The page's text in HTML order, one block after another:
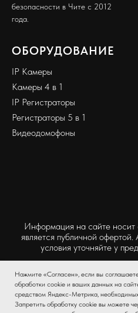
безопасности в Чите с 2012
года.
ОБОРУДОВАНИЕ
IP Камеры
Камеры 4 в 1
IP Регистраторы
Регистраторы 5 в 1
Видеодомофоны
Информация на сайте носит
является публичной
условия уточняйте у
Нажмите «Согласен», если вы
обработки cookie и ваших данных на
средством Яндекс-Метрика,
Запретить обработку cookie вы можете